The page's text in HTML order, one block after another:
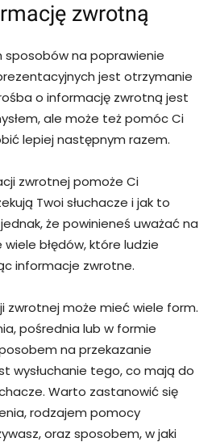
zwrotną
sposobów na poprawienie
jest otrzymanie
o informację zwrotną jest
ale może też pomóc Ci
lepiej następnym razem.
zwrotnej pomoże Ci
Twoi słuchacze i jak to
że powinieneś uważać na
błędów, które ludzie
informacje zwrotne.
zwrotnej może mieć wiele form.
pośrednia lub w formie
na przekazanie
wysłuchanie tego, co mają do
Warto zastanowić się
rodzajem pomocy
oraz sposobem, w jaki